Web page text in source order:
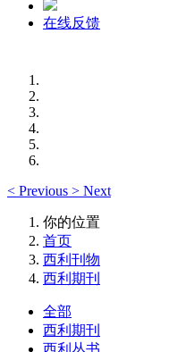
在线反馈
< Previous > Next
你的位置
首页
西利刊物
西利期刊
全部
西利期刊
西利丛书